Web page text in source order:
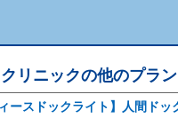
リニックの他のプラン
ースドックライト】人間ドッ